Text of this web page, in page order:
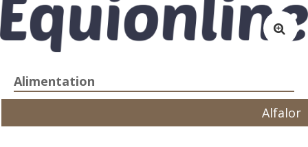
Alimentation
Alfalor